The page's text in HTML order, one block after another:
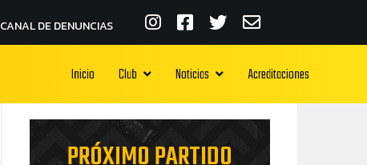
CANAL DE DENUNCIAS
Inicio Club Noticias Acreditaciones